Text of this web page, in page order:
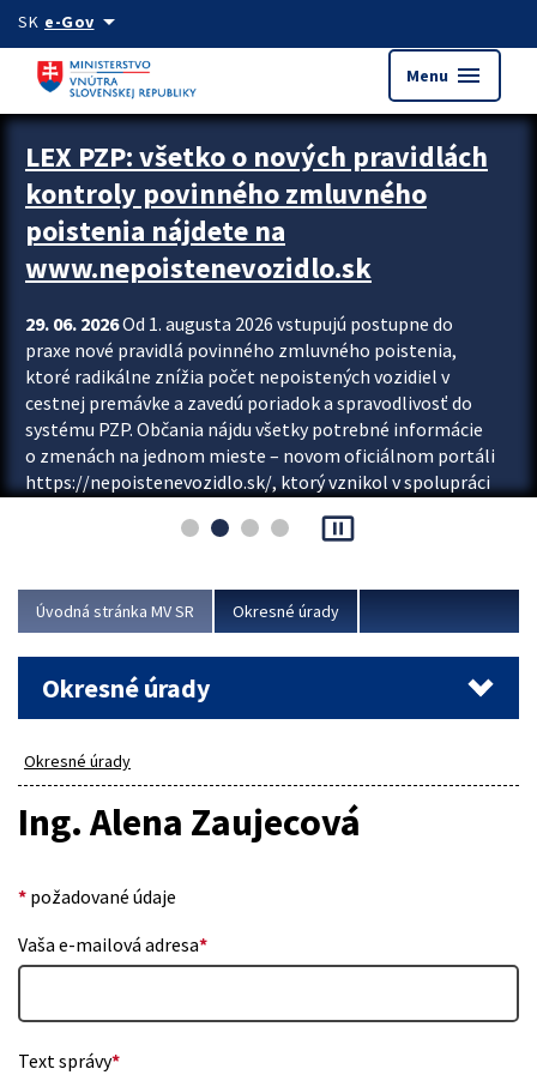
Preskocit na hlavný obsah
SK e-Govarrow_drop_down
Menu menu
Zastavit automatický posun upútavok
LEX PZP: všetko o nových pravidlách
kontroly povinného zmluvného
poistenia nájdete na
www.nepoistenevozidlo.sk
29. 06. 2026Od 1. augusta 2026 vstupujú postupne do
praxe nové pravidlá povinného zmluvného poistenia,
ktoré radikálne znížia počet nepoistených vozidiel v
cestnej premávke a zavedú poriadok a spravodlivosť do
systému PZP. Občania nájdu všetky potrebné informácie
o zmenách na jednom mieste – novom oficiálnom portáli
https://nepoistenevozidlo.sk/, ktorý vznikol v spolupráci
asociácie poisťovní (SLASPO) a Ministerstva vnútra SR.
Viac
pause_presentation
Úvodná stránka MV SR Okresné úrady
Okresné úrady
Okresné úrady
Ing. Alena Zaujecová
* požadované údaje
Vaša e-mailová adresa*
Text správy*